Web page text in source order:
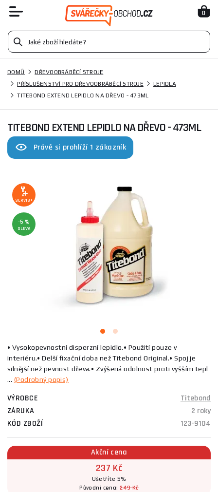
0
DOMŮ
DŘEVOOBRÁBĚCÍ STROJE
PŘÍSLUŠENSTVÍ PRO DŘEVOOBRÁBĚCÍ STROJE
LEPIDLA
TITEBOND EXTEND LEPIDLO NA DŘEVO - 473ML
TITEBOND EXTEND LEPIDLO NA DŘEVO - 473ML
Právě si prohlíží 1 zákazník
SERVIS+
-5 %
SLEVA
• Vysokopevnostní disperzní lepidlo.• Použití pouze v
interiéru.• Delší fixační doba než Titebond Original.• Spoj je
silnější než pevnost dřeva.• Zvýšená odolnost proti vyšším tepl
... (Podrobný popis)
VÝROBCE
Titebond
ZÁRUKA
2 roky
KÓD ZBOŽÍ
123-9104
Akční cena
237 Kč
Ušetříte 5%
Původní cena:249 Kč